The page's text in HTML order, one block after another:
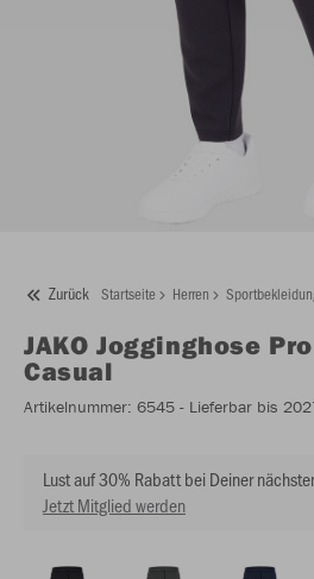
Zurück Startseite Herren
JAKO Jogginghose Pro
Casual
Artikelnummer: 6545 - Lieferbar bis
Lust auf 30% Rabatt bei Deiner
Jetzt Mitglied werden